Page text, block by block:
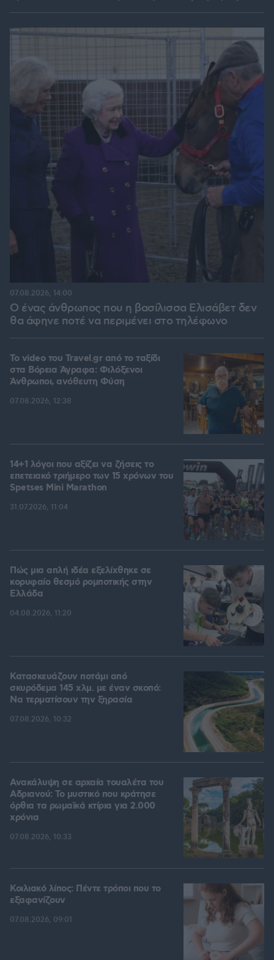
Ο ένας άνθρωπος που η βασίλισσα Ελισάβετ δεν
θα άφηνε ποτέ να περιμένει στο τηλέφωνο
07.08.2026, 14:00
To video του Travel.gr από το ταξίδι
στα Βόρεια Άγραφα: Φιλόξενοι
Άνθρωποι, ανόθευτη Φύση
07.08.2026, 12:38
14+1 λόγοι που αξίζει να ζήσεις το
επετειακό τριήμερο των 15 χρόνων του
Spetses Mini Marathon
31.07.2026, 11:04
Πώς μια απλή ιδέα εξελίχθηκε σε
κορυφαίο θεσμό ρομποτικής στην
Ελλάδα
04.08.2026, 11:20
Κατασκευάζουν ποτάμι από
σκυρόδεμα 145 χλμ. με έναν σκοπό:
Να τερματίσουν την ξηρασία
07.08.2026, 10:32
Ανακάλυψη σε αρχαία τουαλέτα του
Αδριανού: Το μυστικό που κράτησε
όρθια τα ρωμαϊκά κτίρια για 2.000
χρόνια
07.08.2026, 10:33
Κοιλιακό λίπος: Πέντε τρόποι που το
εξαφανίζουν
07.08.2026, 09:01